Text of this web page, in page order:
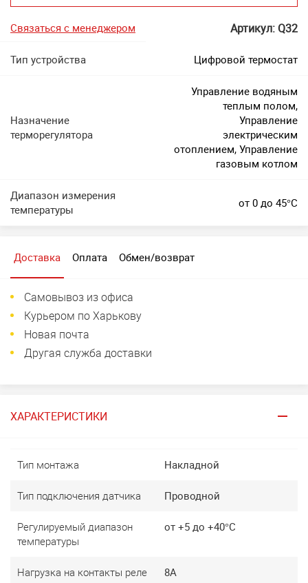
Связаться с менеджером Артикул: Q32
Тип устройства Цифровой термостат
Назначение
терморегулятора
Управление водяным
теплым полом,
Управление
электрическим
отоплением, Управление
газовым котлом
Диапазон измерения
температуры
от 0 до 45°C
Доставка Оплата Обмен/возврат
Самовывоз из офиса
Курьером по Харькову
Новая почта
Другая служба доставки
ХАРАКТЕРИСТИКИ
Тип монтажа Накладной
Тип подключения датчика Проводной
Регулируемый диапазон
температуры
от +5 до +40°C
Нагрузка на контакты реле 8A